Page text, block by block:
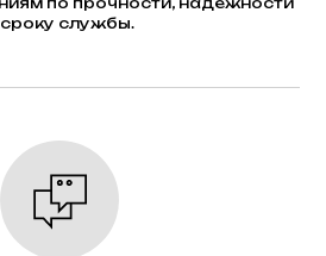
сроку службы.